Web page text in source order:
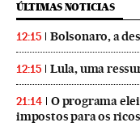
ÚLTIMAS NOTICIAS
12:15 Bolsonaro, a
12:15 Lula, uma
21:14
O programa
impostos para os